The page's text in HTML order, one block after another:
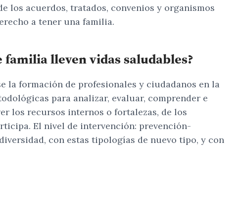
los acuerdos, tratados, convenios y organismos
a tener una familia.
familia lleven vidas saludables?
la formación de profesionales y ciudadanos en la
para analizar, evaluar, comprender e
los recursos internos o fortalezas, de los
El nivel de intervención: prevención-
con estas tipologías de nuevo tipo, y con